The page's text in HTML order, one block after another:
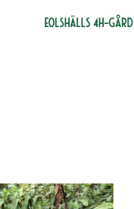
Eolshälls 4H-gård